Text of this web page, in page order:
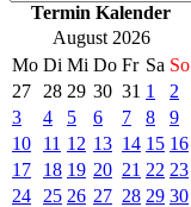
Termin Kalender
August 2026
Mo Di Mi Do Fr Sa So
27
28 29 30 31 1
2
3
4 5 6 7 8
9
10
11 12 13 14 15 16
17
18 19 20 21 22 23
24
25 26 27 28 29 30